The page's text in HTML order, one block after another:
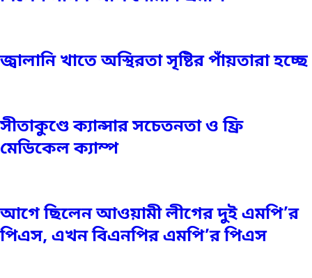
জ্বালানি খাতে অস্থিরতা সৃষ্টির পাঁয়তারা হচ্ছে
সীতাকুণ্ডে ক্যান্সার সচেতনতা ও ফ্রি
মেডিকেল ক্যাম্প
আগে ছিলেন আওয়ামী লীগের দুই এমপি’র
পিএস, এখন বিএনপির এমপি’র পিএস